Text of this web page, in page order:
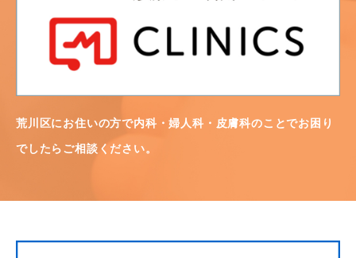
荒川区にお住いの方で内科・婦人科・皮膚科のことでお困り
でしたらご相談ください。